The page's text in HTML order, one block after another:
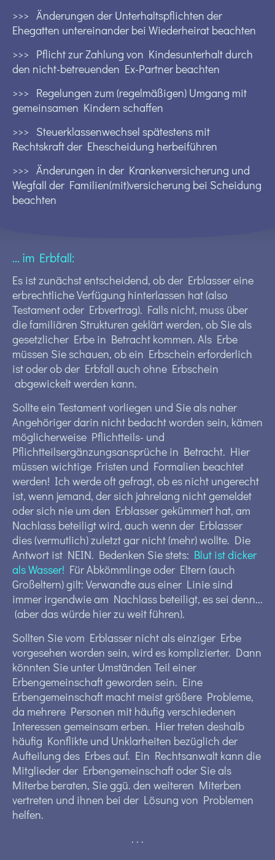
>>> Änderungen der Unterhaltspflichten der
Ehegatten untereinander bei Wiederheirat beachten
>>> Pflicht zur Zahlung von Kindesunterhalt durch
den nicht-betreuenden Ex-Partner beachten
>>> Regelungen zum (regelmäßigen) Umgang mit
gemeinsamen Kindern schaffen
>>> Steuerklassenwechsel spätestens mit
Rechtskraft der Ehescheidung herbeiführen
>>> Änderungen in der Krankenversicherung und
Wegfall der Familien(mit)versicherung bei Scheidung
beachten
... im Erbfall:
Es ist zunächst entscheidend, ob der Erblasser eine
erbrechtliche Verfügung hinterlassen hat (also
Testament oder Erbvertrag). Falls nicht, muss über
die familiären Strukturen geklärt werden, ob Sie als
gesetzlicher Erbe in Betracht kommen. Als Erbe
müssen Sie schauen, ob ein Erbschein erforderlich
ist oder ob der Erbfall auch ohne Erbschein
abgewickelt werden kann.
Sollte ein Testament vorliegen und Sie als naher
Angehöriger darin nicht bedacht worden sein, kämen
möglicherweise Pflichtteils- und
Pflichtteilsergänzungsansprüche in Betracht. Hier
müssen wichtige Fristen und Formalien beachtet
werden! Ich werde oft gefragt, ob es nicht ungerecht
ist, wenn jemand, der sich jahrelang nicht gemeldet
oder sich nie um den Erblasser gekümmert hat, am
Nachlass beteiligt wird, auch wenn der Erblasser
dies (vermutlich) zuletzt gar nicht (mehr) wollte. Die
Antwort ist NEIN. Bedenken Sie stets: Blut ist dicker
als Wasser! Für Abkömmlinge oder Eltern (auch
Großeltern) gilt: Verwandte aus einer Linie sind
immer irgendwie am Nachlass beteiligt, es sei denn...
(aber das würde hier zu weit führen).
Sollten Sie vom Erblasser nicht als einziger Erbe
vorgesehen worden sein, wird es komplizierter. Dann
könnten Sie unter Umständen Teil einer
Erbengemeinschaft geworden sein. Eine
Erbengemeinschaft macht meist größere Probleme,
da mehrere Personen mit häufig verschiedenen
Interessen gemeinsam erben. Hier treten deshalb
häufig Konflikte und Unklarheiten bezüglich der
Aufteilung des Erbes auf. Ein Rechtsanwalt kann die
Mitglieder der Erbengemeinschaft oder Sie als
Miterbe beraten, Sie ggü. den weiteren Miterben
vertreten und ihnen bei der Lösung von Problemen
helfen.
. . .